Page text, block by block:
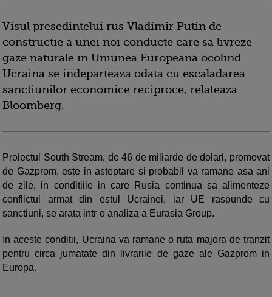
Visul presedintelui rus Vladimir Putin de
constructie a unei noi conducte care sa livreze
gaze naturale in Uniunea Europeana ocolind
Ucraina se indeparteaza odata cu escaladarea
sanctiunilor economice reciproce, relateaza
Bloomberg.
Proiectul South Stream, de 46 de miliarde de dolari, promovat
de Gazprom, este in asteptare si probabil va ramane asa ani
de zile, in conditiile in care Rusia continua sa alimenteze
conflictul armat din estul Ucrainei, iar UE raspunde cu
sanctiuni, se arata intr-o analiza a Eurasia Group.
In aceste conditii, Ucraina va ramane o ruta majora de tranzit
pentru circa jumatate din livrarile de gaze ale Gazprom in
Europa.